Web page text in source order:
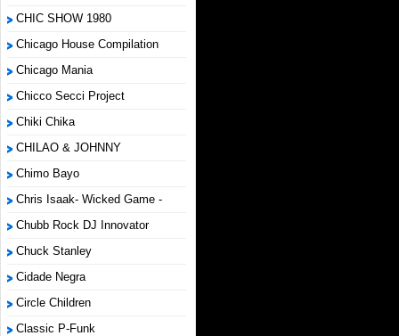
CHIC SHOW 1980
Chicago House Compilation
Chicago Mania
Chicco Secci Project
Chiki Chika
CHILAO & JOHNNY
Chimo Bayo
Chris Isaak- Wicked Game -
Chubb Rock DJ Innovator
Chuck Stanley
Cidade Negra
Circle Children
Classic P-Funk